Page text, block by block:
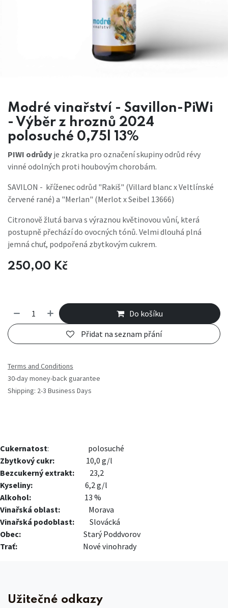
Modré vinařství - Savillon-PiWi
- Výběr z hroznů 2024
polosuché 0,75l 13%
PIWI odrůdy je zkratka pro označení skupiny odrůd révy
vinné odolných proti houbovým chorobám.
SAVILON - kříženec odrůd "Rakiš" (Villard blanc x Veltlínské
červené rané) a "Merlan" (Merlot x Seibel 13666)
Citronově žlutá barva s výraznou květinovou vůní, která
postupně přechází do ovocných tónů. Velmi dlouhá plná
jemná chuť, podpořená zbytkovým cukrem.
250,00 Kč
Do košíku
Přidat na seznam přání
Terms and Conditions
30-day money-back guarantee
Shipping: 2-3 Business Days
Cukernatost:
​​polosuché
Zbytkový cukr:
​10,0 g/l
Bezcukerný extrakt:
​23,2
Kyseliny:
​​6,2 g/l
Alkohol:
​​13 %
Vinařská oblast:
​Morava
Vinařská podoblast:
​​Slovácká
Obec:
​Starý Poddvorov
Trať:
Nové vinohrady
Užitečné odkazy